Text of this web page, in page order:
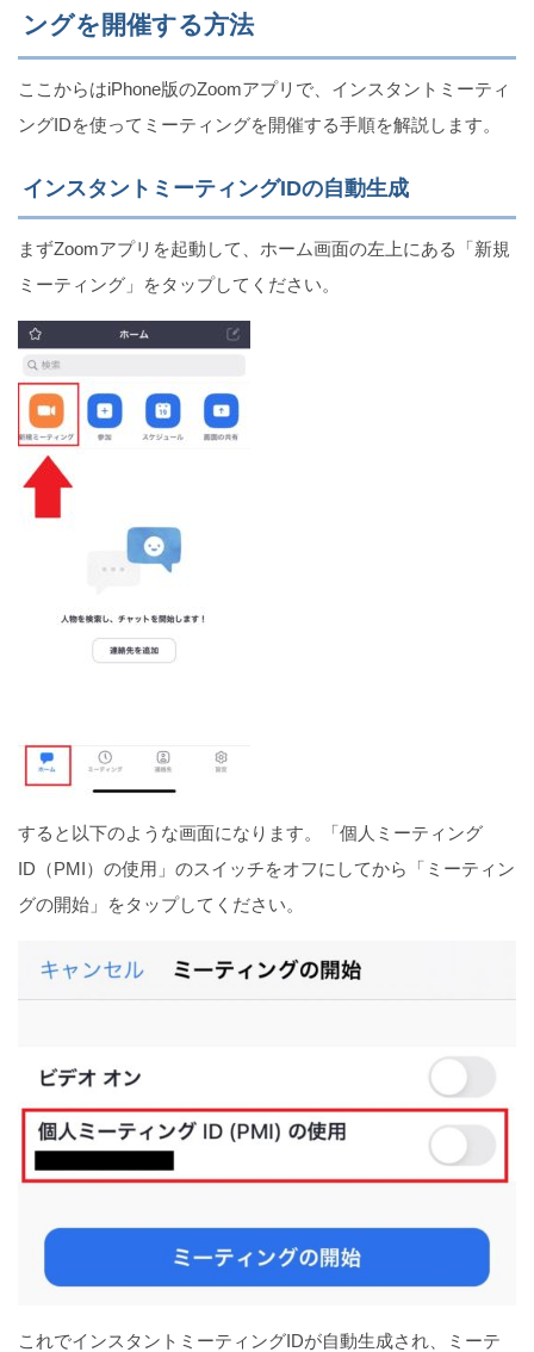
ングを開催する方法
ここからはiPhone版のZoomアプリで、インスタントミーティ
ングIDを使ってミーティングを開催する手順を解説します。
インスタントミーティングIDの自動生成
まずZoomアプリを起動して、ホーム画面の左上にある「新規
ミーティング」をタップしてください。
すると以下のような画面になります。「個人ミーティング
ID（PMI）の使用」のスイッチをオフにしてから「ミーティン
グの開始」をタップしてください。
これでインスタントミーティングIDが自動生成され、ミーテ